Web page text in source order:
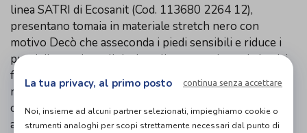
linea SATRI di Ecosanit (Cod. 113680 2264 12),
presentano tomaia in materiale stretch nero con
motivo Decò che asseconda i piedi sensibili e riduce i
punti di pressione. Il design slip-on con inserti elastici
facilita la calzata, mentre la fodera calda le rende ideali
nelle stagioni fredde. Il plantare anatomico estraibile
consente l’uso di plantari su misura; suola leggera e
antiscivolo per stabilità e sicurezza.
La tua privacy, al primo posto continua senza accettare
Noi, insieme ad alcuni partner selezionati, impieghiamo cookie o
strumenti analoghi per scopi strettamente necessari dal punto di